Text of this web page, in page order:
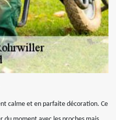
calme et en parfaite décoration. Ce